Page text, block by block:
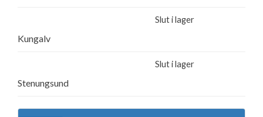
Kungalv
Slut i lager
Stenungsund
Slut i lager